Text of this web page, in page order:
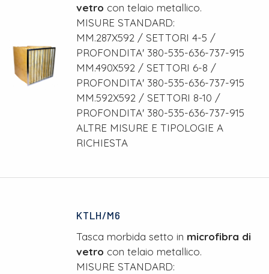
vetro con telaio metallico.
MISURE STANDARD:
MM.287X592 / SETTORI 4-5 /
PROFONDITA' 380-535-636-737-915
MM.490X592 / SETTORI 6-8 /
PROFONDITA' 380-535-636-737-915
MM.592X592 / SETTORI 8-10 /
PROFONDITA' 380-535-636-737-915
ALTRE MISURE E TIPOLOGIE A
RICHIESTA
KTLH/M6
Tasca morbida setto in microfibra di
vetro con telaio metallico.
MISURE STANDARD: